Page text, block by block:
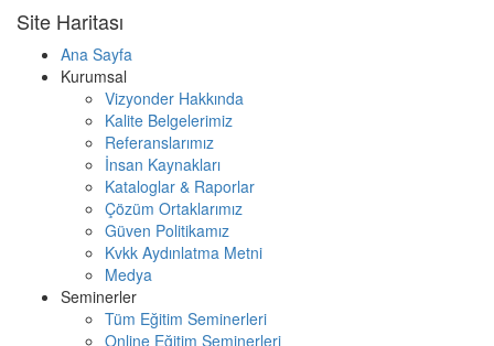
Site Haritası
Ana Sayfa
Kurumsal
Vizyonder Hakkında
Kalite Belgelerimiz
Referanslarımız
İnsan Kaynakları
Kataloglar & Raporlar
Çözüm Ortaklarımız
Güven Politikamız
Kvkk Aydınlatma Metni
Medya
Seminerler
Tüm Eğitim Seminerleri
Online Eğitim Seminerleri